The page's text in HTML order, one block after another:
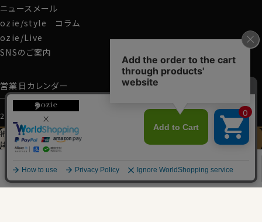
S-37・M-39・L-41・LL-43・3L-45・4L-47cm・全６サイ
ズにてご用意。(サイズ表C)
スポット商品につき再入荷はございませんのでご了承く
50424
60805s
裄丈加工＆イニシャル刺繍
は
先にお選びください
この商品を
カートに入れる
ニュースメール
ozie/style コラム
ozie/Live
SNSのご案内
営業日カレンダー
2026/08
月 火 水
1
9